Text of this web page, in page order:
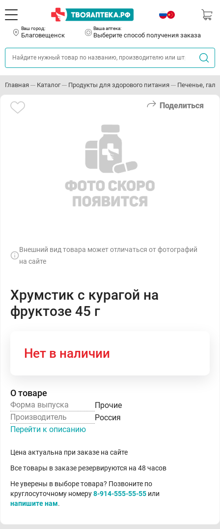
Ваш город:
Благовещенск
Ваша аптека:
Выберите способ получения заказа
Главная Каталог Продукты для здорового питания Печенье,
Поделиться
Внешний вид товара может отличаться от фотографий
на сайте
Хрумстик с курагой на
фруктозе 45 г
Нет в наличии
О товаре
Форма выпуска
Прочие
Производитель
Россия
Перейти к описанию
Цена актуальна при заказе на сайте
Все товары в заказе резервируются на 48 часов
Не уверены в выборе товара? Позвоните по
круглосуточному номеру8-914-555-55-55 или
напишите нам.